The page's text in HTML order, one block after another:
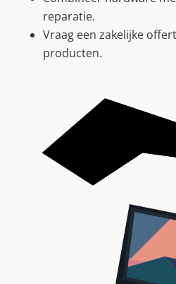
reparatie.
Vraag een zakelijke
producten.